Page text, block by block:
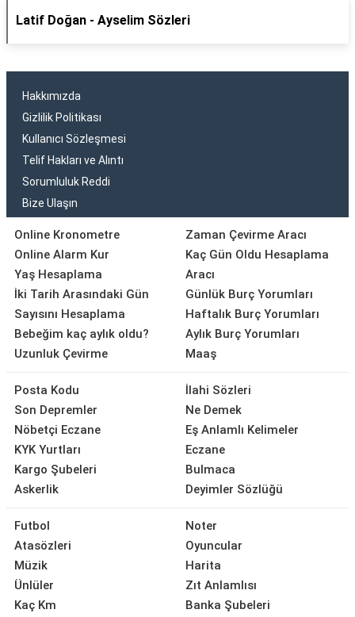
Latif Doğan - Ayselim Sözleri
Hakkımızda
Gizlilik Politikası
Kullanıcı Sözleşmesi
Telif Hakları ve Alıntı
Sorumluluk Reddi
Bize Ulaşın
Online Kronometre
Online Alarm Kur
Yaş Hesaplama
İki Tarih Arasındaki Gün
Sayısını Hesaplama
Bebeğim kaç aylık oldu?
Uzunluk Çevirme
Zaman Çevirme Aracı
Kaç Gün Oldu Hesaplama
Aracı
Günlük Burç Yorumları
Haftalık Burç Yorumları
Aylık Burç Yorumları
Maaş
Posta Kodu
Son Depremler
Nöbetçi Eczane
KYK Yurtları
Kargo Şubeleri
Askerlik
İlahi Sözleri
Ne Demek
Eş Anlamlı Kelimeler
Eczane
Bulmaca
Deyimler Sözlüğü
Futbol
Atasözleri
Müzik
Ünlüler
Kaç Km
Noter
Oyuncular
Harita
Zıt Anlamlısı
Banka Şubeleri